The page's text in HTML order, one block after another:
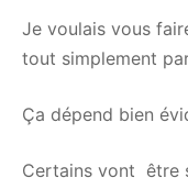
Je voulais vous
tout simplement
Ça dépend bien
Certains vont être